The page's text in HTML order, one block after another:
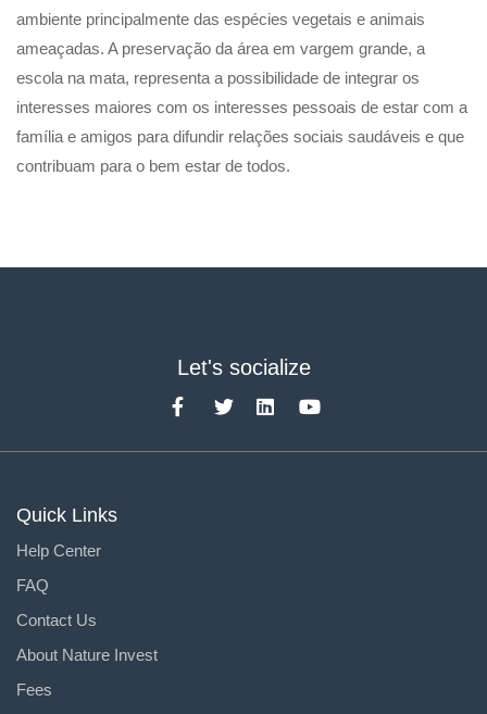
ambiente principalmente das espécies vegetais e animais
ameaçadas. A preservação da área em vargem grande, a
escola na mata, representa a possibilidade de integrar os
interesses maiores com os interesses pessoais de estar com a
família e amigos para difundir relações sociais saudáveis e que
contribuam para o bem estar de todos.
Let's socialize
Quick Links
Help Center
FAQ
Contact Us
About Nature Invest
Fees